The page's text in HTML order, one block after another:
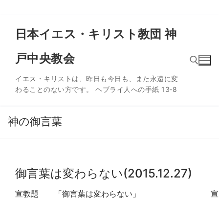
日本イエス・キリスト教団 神
戸中央教会
イエス・キリストは、昨日も今日も、また永遠に変
わることのない方です。 ヘブライ人への手紙 13‐8
神の御言葉
御言葉は変わらない(2015.12.27)
宣教題 「御言葉は変わらない」 宣